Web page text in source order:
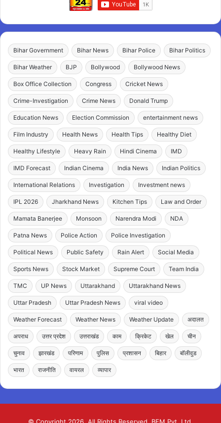
Bihar Government Bihar News Bihar Police Bihar Politics
Bihar Weather BJP Bollywood Bollywood News
Box Office Collection Congress Cricket News
Crime-Investigation Crime News Donald Trump
Education News Election Commission entertainment news
Film Industry Health News Health Tips Healthy Diet
Healthy Lifestyle Heavy Rain Hindi Cinema IMD
IMD Forecast Indian Cinema India News Indian Politics
International Relations Investigation Investment news
IPL 2026 Jharkhand News Kitchen Tips Law and Order
Mamata Banerjee Monsoon Narendra Modi NDA
Patna News Police Action Police Investigation
Political News Public Safety Rain Alert Social Media
Sports News Stock Market Supreme Court Team India
TMC UP News Uttarakhand Uttarakhand News
Uttar Pradesh Uttar Pradesh News viral video
Weather Forecast Weather News Weather Update अदालत
अपराध उत्तर प्रदेश उत्तराखंड काम क्रिकेट खेल चीन
चुनाव झारखंड परिणाम पुलिस प्रशासन बिहार बॉलीवुड
भारत राजनीति वायरल व्यापार